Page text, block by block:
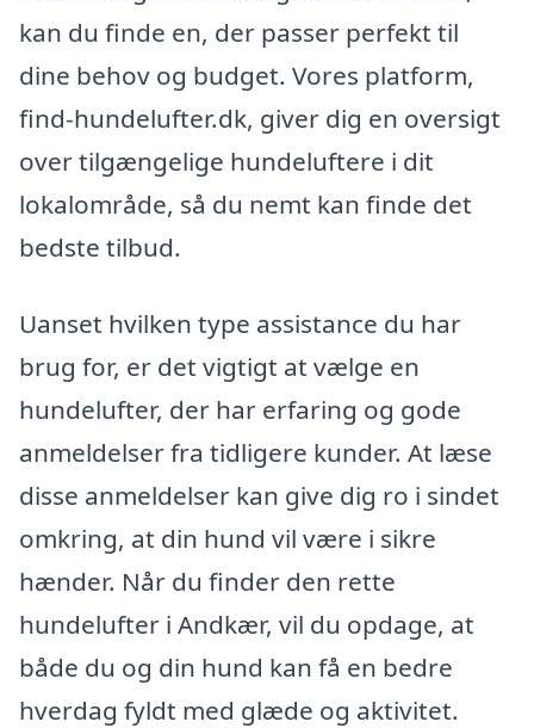
kan du finde en, der passer perfekt til
dine behov og budget. Vores platform,
find-hundelufter.dk, giver dig en oversigt
over tilgængelige hundeluftere i dit
lokalområde, så du nemt kan finde det
bedste tilbud.
Uanset hvilken type assistance du har
brug for, er det vigtigt at vælge en
hundelufter, der har erfaring og gode
anmeldelser fra tidligere kunder. At læse
disse anmeldelser kan give dig ro i sindet
omkring, at din hund vil være i sikre
hænder. Når du finder den rette
hundelufter i Andkær, vil du opdage, at
både du og din hund kan få en bedre
hverdag fyldt med glæde og aktivitet.